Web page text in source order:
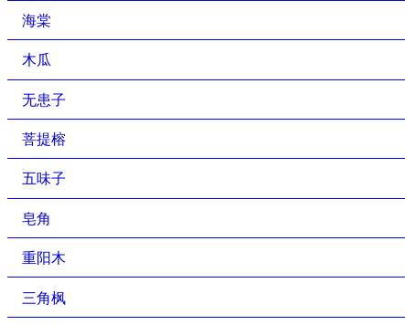
海棠
木瓜
无患子
菩提榕
五味子
皂角
重阳木
三角枫